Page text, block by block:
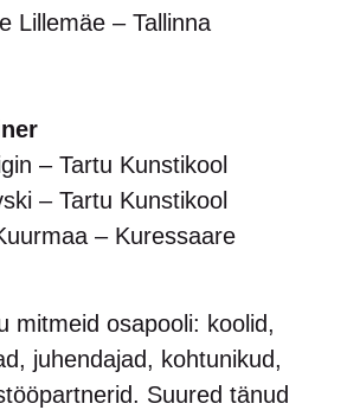
Lillemäe – Tallinna
– Tartu Kunstikool
– Tartu Kunstikool
– Kuressaare
mitmeid osapooli: koolid,
juhendajad, kohtunikud,
Suured tänud